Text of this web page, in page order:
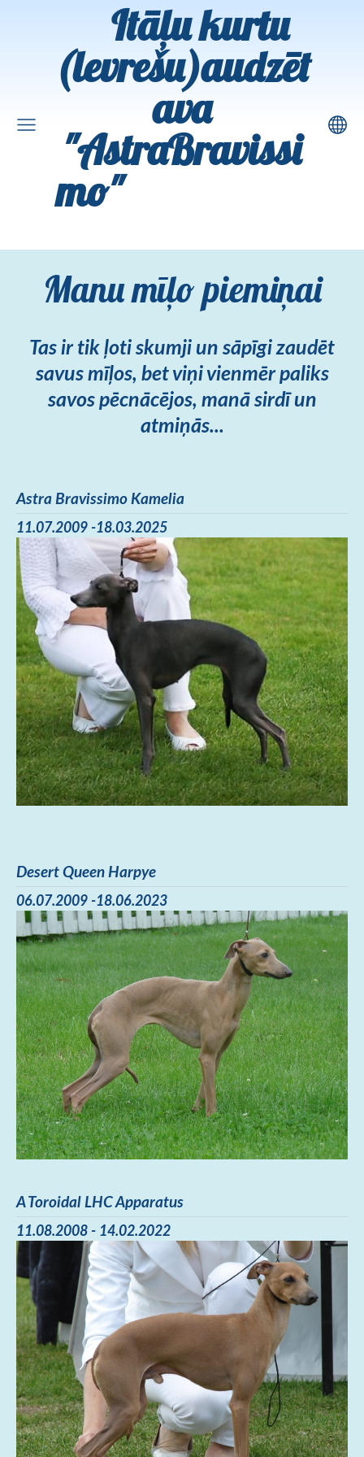
Itāļu kurtu
(levrešu)audzēt
ava
"AstraBravissi
mo"
Manu mīļo piemiņai
Tas ir tik ļoti skumji un sāpīgi zaudēt
savus mīļos, bet viņi vienmēr paliks
savos pēcnācējos, manā sirdī un
atmiņās...
Astra Bravissimo Kamelia
11.07.2009 -18.03.2025
Desert Queen Harpye
06.07.2009 -18.06.2023
A Toroidal LHC Apparatus
11.08.2008 - 14.02.2022